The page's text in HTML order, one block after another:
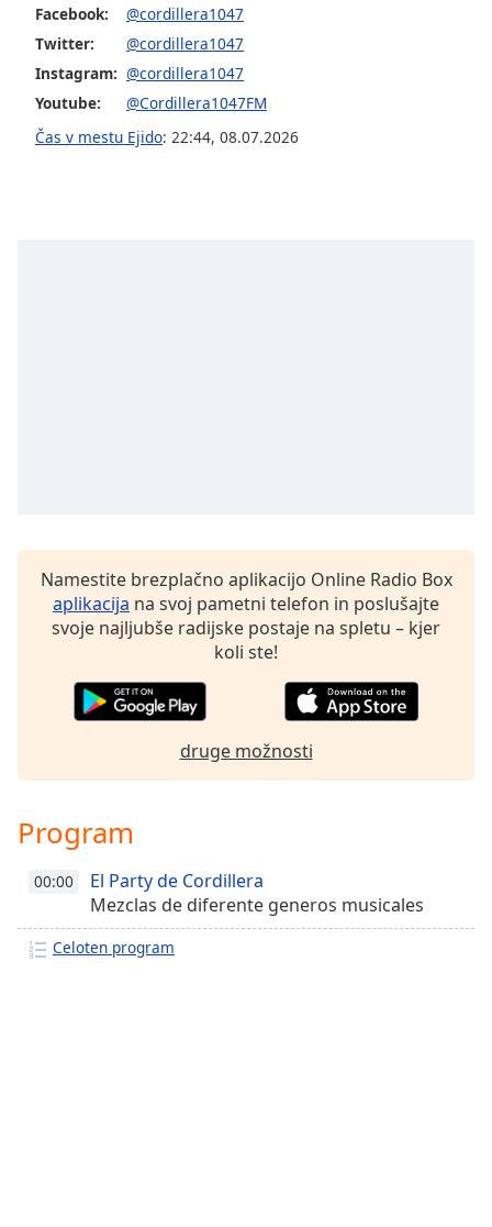
Font
Family
Reset
Done
Facebook:
@cordillera1047
Twitter:
@cordillera1047
Instagram: @cordillera1047
Youtube:
@Cordillera1047FM
Čas v mestu Ejido: 22:44, 08.07.2026
Namestite brezplačno aplikacijo Online Radio Box
aplikacija na svoj pametni telefon in poslušajte
svoje najljubše radijske postaje na spletu – kjer
koli ste!
druge možnosti
Program
00:00
El Party de Cordillera
Mezclas de diferente generos musicales
Celoten program